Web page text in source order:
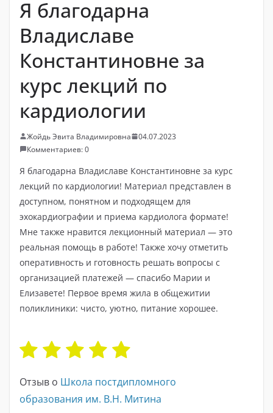
Я благодарна
Владиславе
Константиновне за
курс лекций по
кардиологии
Жойдь Эвита Владимировна
04.07.2023
Комментариев: 0
Я благодарна Владиславе Константиновне за курс
лекций по кардиологии! Материал представлен в
доступном, понятном и подходящем для
эхокардиографии и приема кардиолога формате!
Мне также нравится лекционный материал — это
реальная помощь в работе! Также хочу отметить
оперативность и готовность решать вопросы с
организацией платежей — спасибо Марии и
Елизавете! Первое время жила в общежитии
поликлиники: чисто, уютно, питание хорошее.
Отзыв о Школа постдипломного
образования им. В.Н. Митина